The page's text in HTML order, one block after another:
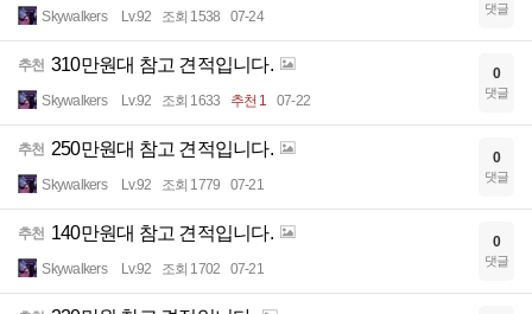
Skywalkers Lv.92 조회 1538 07-24 댓글
추천 310만원대 참고 견적입니다.
Skywalkers Lv.92 조회 1633 추천 1 07-22
0
댓글
추천 250만원대 참고 견적입니다.
Skywalkers Lv.92 조회 1779 07-21
0
댓글
추천 140만원대 참고 견적입니다.
Skywalkers Lv.92 조회 1702 07-21
0
댓글